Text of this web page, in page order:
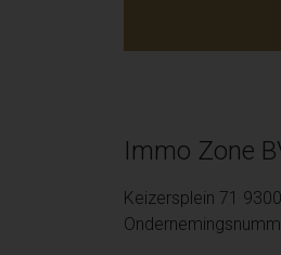
Immo Zone
Keizersplein 71